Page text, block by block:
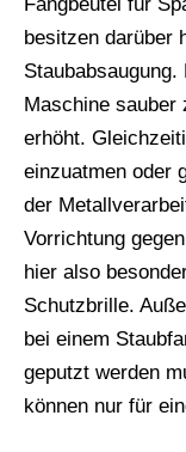
Fangbeutel für
besitzen darüber
Maschine sauber
erhöht.
einzuatmen oder
der
Vorrichtung
hier also
Schutzbrille.
bei einem
geputzt werden
können nur für